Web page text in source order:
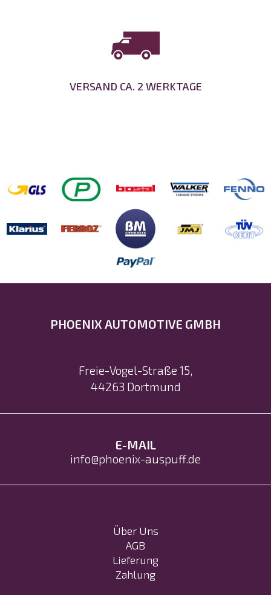
VERSAND CA. 2 WERKTAGE
PHOENIX AUTOMOTIVE GMBH
Freie-Vogel-Straße 15,
44263 Dortmund
E-MAIL
info@phoenix-auspuff.de
Über Uns
AGB
Lieferung
Zahlung